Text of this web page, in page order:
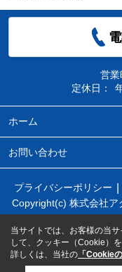
営業
定休日：
ホーム
お問い合わせ
プライバシーポリシー
Copyright(c) 株式会社
当サイトでは、お客様の当
して、クッキー（Cookie）を
詳しくは、当社の 「Cookie